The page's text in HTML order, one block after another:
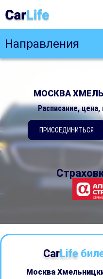
Направления
МОСКВА
Расписание,
ПРИСОЕДИНИТЬСЯ
CarLife
Москва